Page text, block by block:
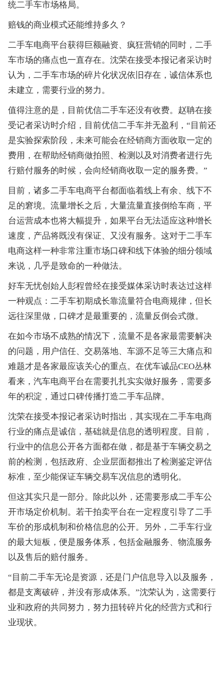
统二手车市场格局。
赔钱的商业模式还能维持多久？
二手车电商平台获得巨额融资、疯狂营销的同时，二手
车市场的痛点也一直存在。沈荣在接受本报记者采访时
认为，二手车市场的碎片化状况依旧存在，诚信体系也
未建立，需要行业的努力。
值得注意的是，目前优信二手车还没有收费。赵聃在接
受记者采访时介绍，目前优信二手车并无盈利，“目前还
是实验探索阶段，未来可能会在经销商方面收取一定的
费用，在帮助经销商做拍照、检测以及对消费者进行先
行赔付服务的时候，会向经销商收取一定的服务费。”
目前，诸多二手车电商平台都面临着线上有余、线下不
足的窘境。流量增长之后，大量流量直接倒给车商，平
台运营成本也将大幅提升，如果平台无法适应这种增长
速度，产品将既没有保证、又没有服务。这对于二手车
电商这样一种非常注重市场口碑和线下体验的细分领域
来说，几乎是致命的一种做法。
好车无忧创始人彭程曾经在接受媒体采访时表达过这样
一种观点：二手车初期成长靠流量符合电商规律，但长
远往深里做，口碑才是最重要的，流量反倒会式微。
在如今市场不成熟的情况下，流量不是各家最需要解决
的问题，用户信任、交易落地、车源不足等三大痛点和
难题才是各家最应该关心的重点。在优车诚品CEO丛林
看来，汽车电商平台在需要扎扎实实做好服务，需要多
年的积淀，通过口碑传播打造二手车品牌。
沈荣在接受本报记者采访时指出，其实现在二手车电商
行业的痛点是诚信，基础就是信息的透明程度。目前，
行业中的信息公开各方面都在做，都是基于车辆交易之
前的检测，包括政府、企业层面都推出了检测鉴定评估
标准，至少能保证车辆交易车况信息的透明化。
但这其实只是一部分。除此以外，还需要形成二手车公
开市场定价机制。若干拍卖平台在一定程度引导了二手
车价的形成机制和价格信息的公开。另外，二手车行业
的最大短板，便是服务体系，包括金融服务、物流服务
以及售后的赔付服务。
“目前二手车无论是资源，还是门户信息导入以及服务，
都是支离破碎，并没有形成体系。”沈荣认为，这需要行
业和政府的共同努力，努力扭转碎片化的经营方式和行
业现状。